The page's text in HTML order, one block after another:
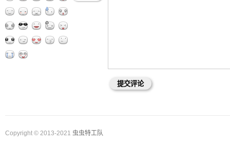
Copyright © 2013-2021 虫虫特工队